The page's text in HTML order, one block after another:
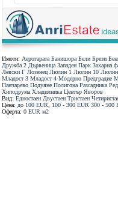
Имоти: Аерогарата Банишора Бели Брези
Дружба 2 Дървеница Западен Парк Захарна
Левски Г Лозенец Люлин 1 Люлин 10
Младост 3 Младост 4 Модерно Предградие
Панчарево Подуяне Полигона Разсадника
Хиподрума Хладилника Център Яворов
Вид: Едностаен Двустаен Тристаен
Цена: до 100 ЕUR 100 - 300 ЕUR 300 - 500
Оферта: 0 EUR м2